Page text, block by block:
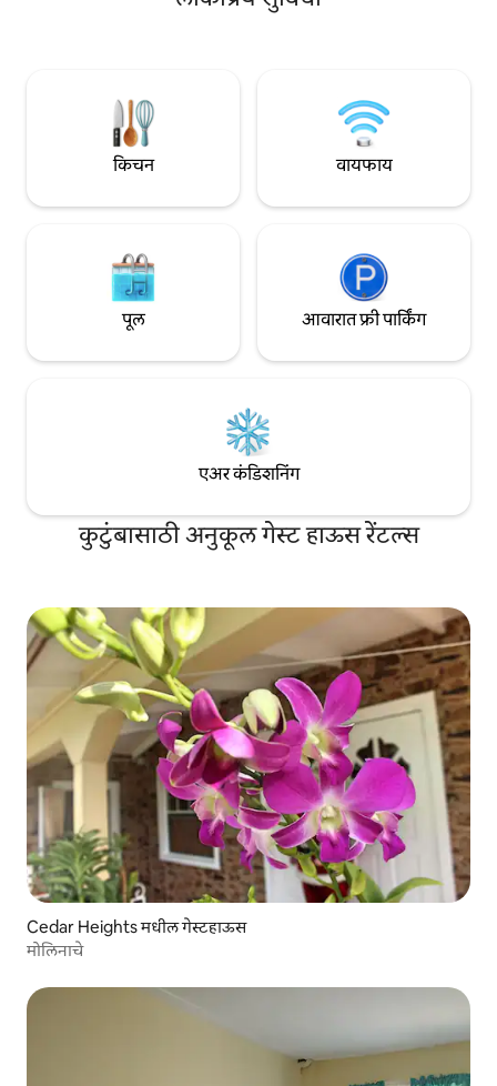
बास्क करू शकतात. गेट, कॅमेरे, सुरक्षा कार्यक्रमासह
महिन्यांसाठी सवलती.
किचन वायफाय
पूल आवारात फ्री पार्किंग
एअर कंडिशनिंग
कुटुंबासाठी अनुकूल गेस्ट हाऊस रेंटल्स
Cedar Heights मधील गेस्टहाऊस
मोलिनाचे